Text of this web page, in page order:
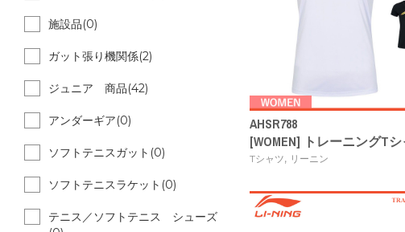
AHSR788
[WOMEN] トレーニングT
Tシャツ, リーニン
施設品(0)
ガット張り機関係(2)
ジュニア 商品(42)
アンダーギア(0)
ソフトテニスガット(0)
ソフトテニスラケット(0)
テニス／ソフトテニス シューズ